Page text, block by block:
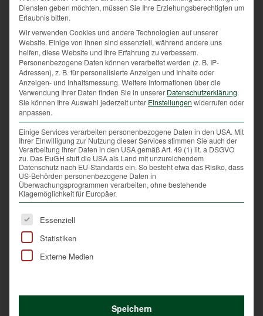
Tage vor dem Lockdown durch die diversen
Einkaufsmeilen streiften, muss man sagen:
Offensichtlich ist der Shopping-Wahn stets größer als
die Vernunft. Aber machen wir uns die Dramatik
bewusst: Während sich die einen in die Rabatt-
Schlacht begeben, ringen etliche Covid-19-Erkrankte
auf Intensivstationen um ihr Leben.
Ja, die Zeiten sind herausfordernd. Viel wird im
Moment von uns abverlangt. Dennoch muss eines
klar sein: Setzen wir Verstand und Vernunft nicht in
den Lockdown.
Schlagworte: Corona ,Covid-19,Lockdown,Vernunft,Verstand
Eintrag teilen
Das könnte Dich auch interessieren
Diensten geben möchten, müssen Sie Ihre Erziehungsberechtigten um
Erlaubnis bitten.
Wir verwenden Cookies und andere Technologien auf unserer
Website. Einige von ihnen sind essenziell, während andere uns
helfen, diese Website und Ihre Erfahrung zu verbessern.
Personenbezogene Daten können verarbeitet werden (z. B. IP-
Adressen), z. B. für personalisierte Anzeigen und Inhalte oder
Anzeigen- und Inhaltsmessung. Weitere Informationen über die
Verwendung Ihrer Daten finden Sie in unserer Datenschutzerklärung.
Sie können Ihre Auswahl jederzeit unter Einstellungen widerrufen oder
anpassen.
Einige Services verarbeiten personenbezogene Daten in den USA. Mit
Ihrer Einwilligung zur Nutzung dieser Services stimmen Sie auch der
Verarbeitung Ihrer Daten in den USA gemäß Art. 49 (1) lit. a DSGVO
zu. Das EuGH stuft die USA als Land mit unzureichendem
Datenschutz nach EU-Standards ein. So besteht etwa das Risiko, dass
US-Behörden personenbezogene Daten in
Überwachungsprogrammen verarbeiten, ohne bestehende
Klagemöglichkeit für Europäer.
Es folgt eine Liste der Service-Gruppen, für die eine
Essenziell
Statistiken
Externe Medien
Speichern